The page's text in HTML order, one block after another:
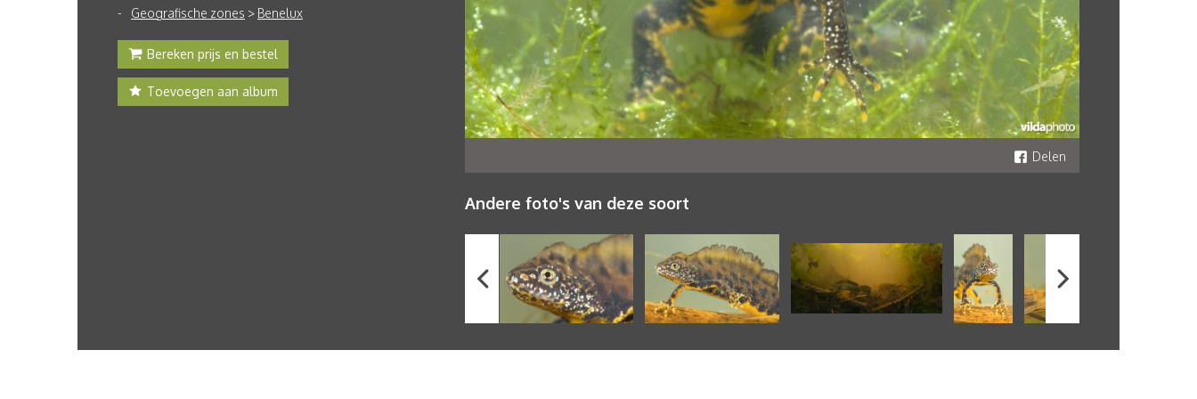
Geografische zones > Benelux
Bereken prijs en bestel
Toevoegen aan album
Delen
Andere foto's van deze soort